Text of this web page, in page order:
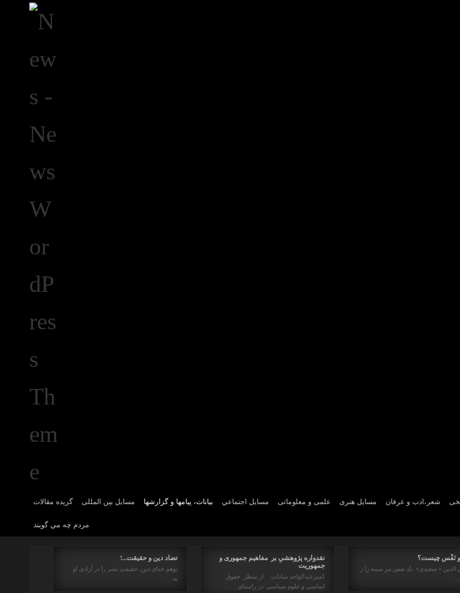
گزیده مقالات مسایل بین المللی بیانات، پیامها و گزارشها مسايل اجتماعي علمی و معلوماتی مسايل هنری شعر،ادب و عرفان
مردم چه مي گويند
تضاد دین و حقیقت...!
توهم خدای دین، حقیقتِ بشر را در آزادی او
به…
نقدواره پژوهشیِ بر مفاهیم جمهوری و
جمهوریت
1میرعبدالواحد سادات از منظر حقوق
اساسی و علوم سیاسی در راستای : …
و نَفْس چیست؟
الدین « سعیدی» بادِ نفس مر سینه را ز